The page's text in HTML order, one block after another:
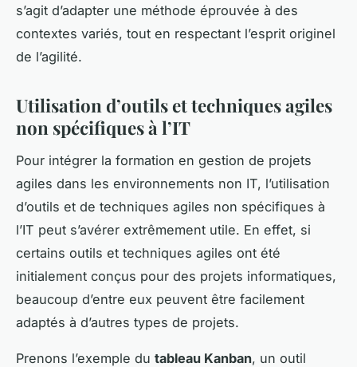
s’agit d’adapter une méthode éprouvée à des
contextes variés, tout en respectant l’esprit originel
de l’agilité.
Utilisation d’outils et techniques agiles
non spécifiques à l’IT
Pour intégrer la formation en gestion de projets
agiles dans les environnements non IT, l’utilisation
d’outils et de techniques agiles non spécifiques à
l’IT peut s’avérer extrêmement utile. En effet, si
certains outils et techniques agiles ont été
initialement conçus pour des projets informatiques,
beaucoup d’entre eux peuvent être facilement
adaptés à d’autres types de projets.
Prenons l’exemple du tableau Kanban, un outil